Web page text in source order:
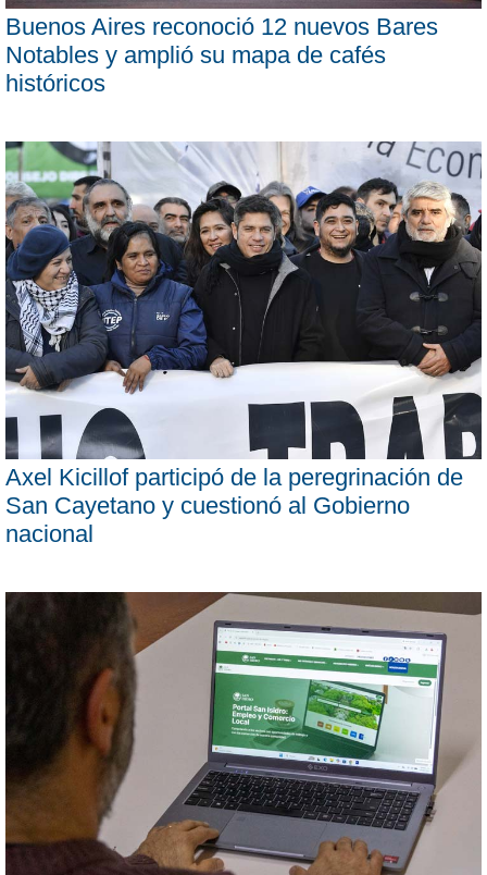
Buenos Aires reconoció 12 nuevos Bares
Notables y amplió su mapa de cafés
históricos
Axel Kicillof participó de la peregrinación de
San Cayetano y cuestionó al Gobierno
nacional